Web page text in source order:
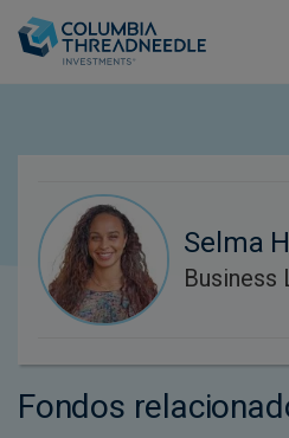
Selma
Business
Fondos